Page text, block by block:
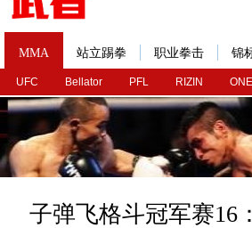
MMA
UFC Bellator PFL RIZIN
站立踢拳 职业拳击 锦
子弹飞格斗冠军赛16